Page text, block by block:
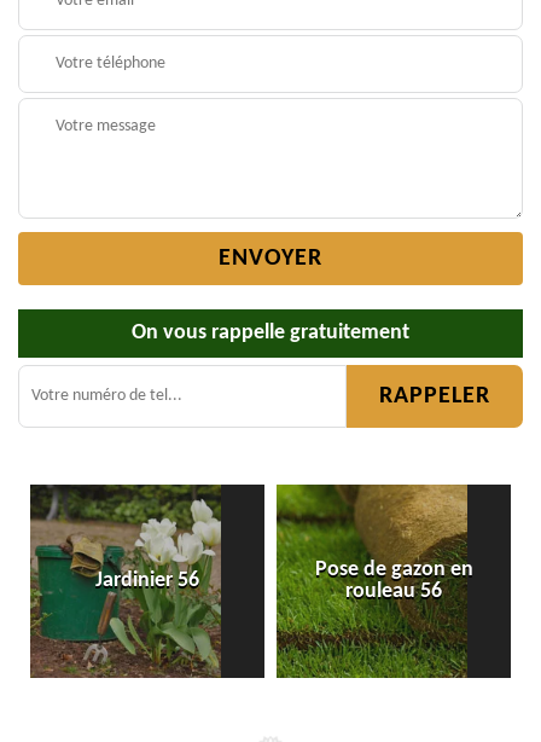
On vous rappelle gratuitement
Jardinier 56
Pose de gazon en
rouleau 56